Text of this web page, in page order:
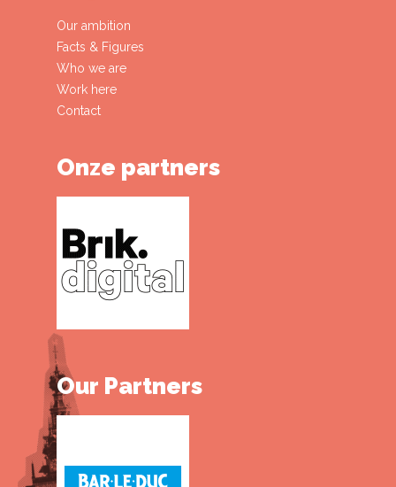
Our ambition
Facts & Figures
Who we are
Work here
Contact
Onze partners
Our Partners